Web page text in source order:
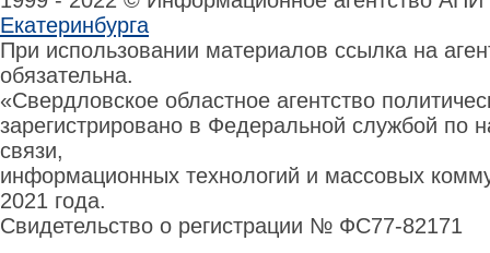
Екатеринбурга
При использовании материалов ссылка на
обязательна.
«Свердловское областное агентство
зарегистрировано в Федеральной службой по
связи,
информационных технологий и массовых
2021 года.
Свидетельство о регистрации № ФС77-82171